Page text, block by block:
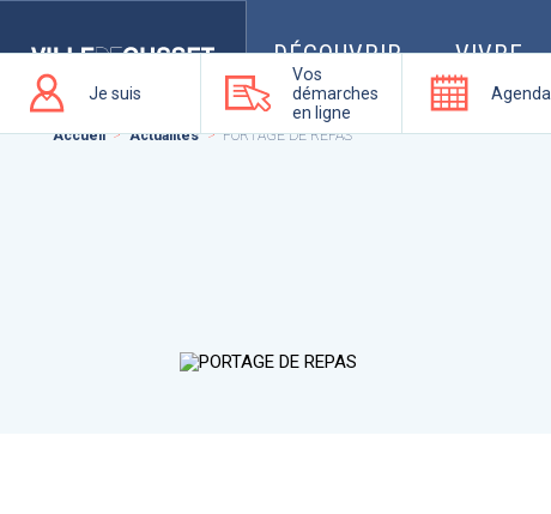
DÉCOUVRIR VIVRE
vous
Je suis
Vos
démarches
en ligne
Agenda
Accueil Actualités PORTAGE DE REPAS